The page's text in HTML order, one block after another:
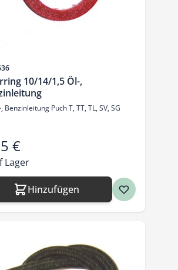
10/14/1,5 Öl-,
Benzinleitung Puch T, TT, TL, SV, SG
€
Lager
Hinzufügen